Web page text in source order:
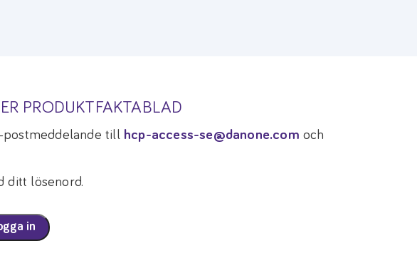
PRODUKTFAKTABLAD
postmeddelande till hcp-access-se@danone.com och
ditt lösenord.
in